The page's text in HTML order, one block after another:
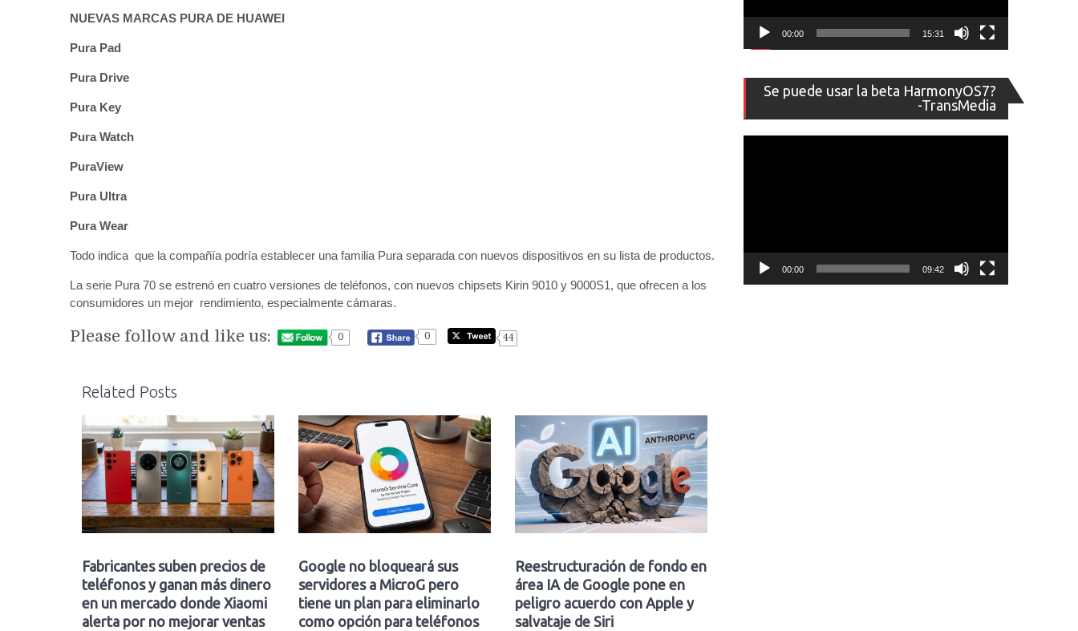
NUEVAS MARCAS PURA DE HUAWEI
Pura Pad
Pura Drive
Pura Key
Pura Watch
PuraView
Pura Ultra
Pura Wear
Todo indica que la compañía podría establecer una familia Pura separada con nuevos dispositivos en su lista de productos.
La serie Pura 70 se estrenó en cuatro versiones de teléfonos, con nuevos chipsets Kirin 9010 y 9000S1, que ofrecen a los
consumidores un mejor rendimiento, especialmente cámaras.
Please follow and like us: 0 0 44
Related Posts
Fabricantes suben precios de
teléfonos y ganan más dinero
en un mercado donde Xiaomi
alerta por no mejorar ventas
Google no bloqueará sus
servidores a MicroG pero
tiene un plan para eliminarlo
como opción para teléfonos
Reestructuración de fondo en
área IA de Google pone en
peligro acuerdo con Apple y
salvataje de Siri
00:00 15:31
Se puede usar la beta HarmonyOS7?
-TransMedia
de
vídeo
00:00 09:42